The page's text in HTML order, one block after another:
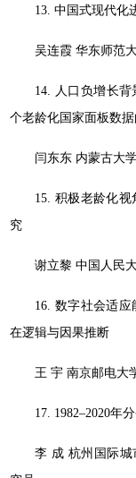
13. 中国式现代化
吴连霞 华东师范
14. 人口负增长
个老龄化国家面板数
闫东东 内蒙古大
15. 积极老龄化
究
谢立黎 中国人民
16. 数字社会适
在逻辑与因果推断
王 宇 南京邮电大
17. 1982‒2020年
李 成 杭州国际城